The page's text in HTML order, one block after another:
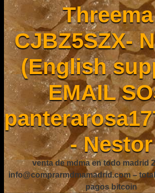
CJBZ5SZX-
(English
EMAIL
- Nestor
venta de mdma en todo madrid
info@comprarmdmamadrid.com –
pagos bitcoin